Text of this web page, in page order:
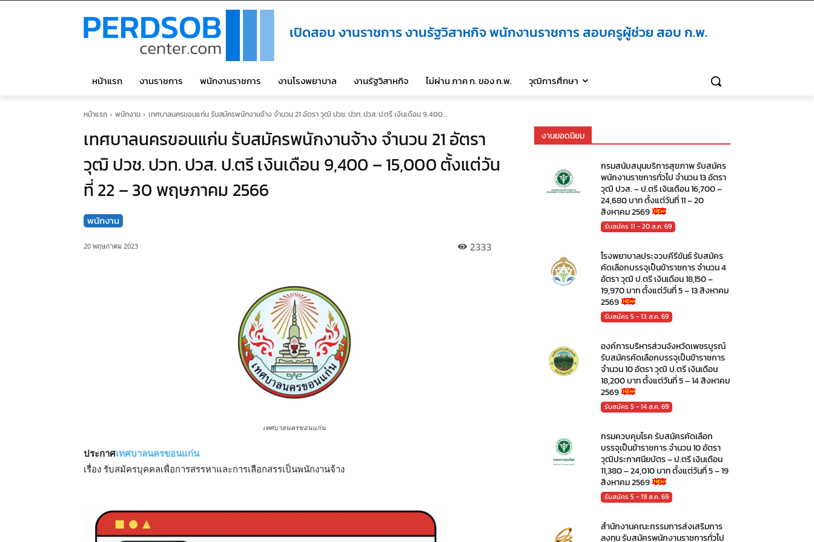
เปิดสอบ งานราชการ งานรัฐวิสาหกิจ พนักงานราชการ สอบครูผู้ช่วย สอบ ก.พ.
หน้าแรก งานราชการ พนักงานราชการ งานโรงพยาบาล งานรัฐวิสาหกิจ ไม่ผ่าน ภาค ก. ของ ก.พ. วุฒิการศึกษา
หน้าแรก พนักงาน เทศบาลนครขอนแก่น รับสมัครพนักงานจ้าง จำนวน 21 อัตรา วุฒิ ปวช. ปวท. ปวส. ป.ตรี เงินเดือน 9,400...
เทศบาลนครขอนแก่น รับสมัครพนักงานจ้าง จำนวน 21 อัตรา
วุฒิ ปวช. ปวท. ปวส. ป.ตรี เงินเดือน 9,400 – 15,000 ตั้งแต่วัน
ที่ 22 – 30 พฤษภาคม 2566
พนักงาน
20 พฤษภาคม 2023 2333
เทศบาลนครขอนแก่น
ประกาศเทศบาลนครขอนแก่น
เรื่อง รับสมัครบุคคลเพื่อการสรรหาและการเลือกสรรเป็นพนักงานจ้าง
งานยอดนิยม
กรมสนับสนุนบริการสุขภาพ รับสมัคร
พนักงานราชการทั่วไป จำนวน 13 อัตรา
วุฒิ ปวส. – ป.ตรี เงินเดือน 16,700 –
24,680 บาท ตั้งแต่วันที่ 11 – 20
สิงหาคม 2569
รับสมัคร 11 - 20 ส.ค. 69
โรงพยาบาลประจวบคีรีขันธ์ รับสมัคร
คัดเลือกบรรจุเป็นข้าราชการ จำนวน 4
อัตรา วุฒิ ป.ตรี เงินเดือน 18,150 –
19,970 บาท ตั้งแต่วันที่ 5 – 13 สิงหาคม
2569
รับสมัคร 5 - 13 ส.ค. 69
องค์การบริหารส่วนจังหวัดเพชรบูรณ์
รับสมัครคัดเลือกบรรจุเป็นข้าราชการ
จำนวน 10 อัตรา วุฒิ ป.ตรี เงินเดือน
18,200 บาท ตั้งแต่วันที่ 5 – 14 สิงหาคม
2569
รับสมัคร 5 - 14 ส.ค. 69
กรมควบคุมโรค รับสมัครคัดเลือก
บรรจุเป็นข้าราชการ จำนวน 10 อัตรา
วุฒิประกาศนียบัตร – ป.ตรี เงินเดือน
11,380 – 24,010 บาท ตั้งแต่วันที่ 5 – 19
สิงหาคม 2569
รับสมัคร 5 - 19 ส.ค. 69
สำนักงานคณะกรรมการส่งเสริมการ
ลงทุน รับสมัครพนักงานราชการทั่วไป